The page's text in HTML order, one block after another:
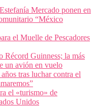
Mercado ponen en
“México
el Muelle de Pescadores
Récord Guinness; la más
un avión en vuelo
tras luchar contra el
el «turismo» de
Unidos